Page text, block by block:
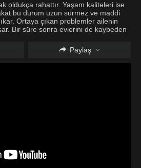
oldukça rahattır. Yaşam kaliteleri ise
bu durum uzun sürmez ve maddi
Ortaya çıkan problemler ailenin
Bir süre sonra evlerini de kaybeden
Paylaş